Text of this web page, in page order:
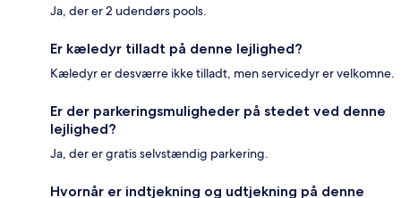
Ja, der er 2 udendørs pools.
Er kæledyr tilladt på denne lejlighed?
Kæledyr er desværre ikke tilladt, men servicedyr er velkomne.
Er der parkeringsmuligheder på stedet ved denne
lejlighed?
Ja, der er gratis selvstændig parkering.
Hvornår er indtjekning og udtjekning på denne